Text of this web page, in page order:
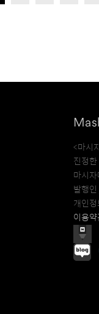
<마시
진정
마시
발행
개인
이용